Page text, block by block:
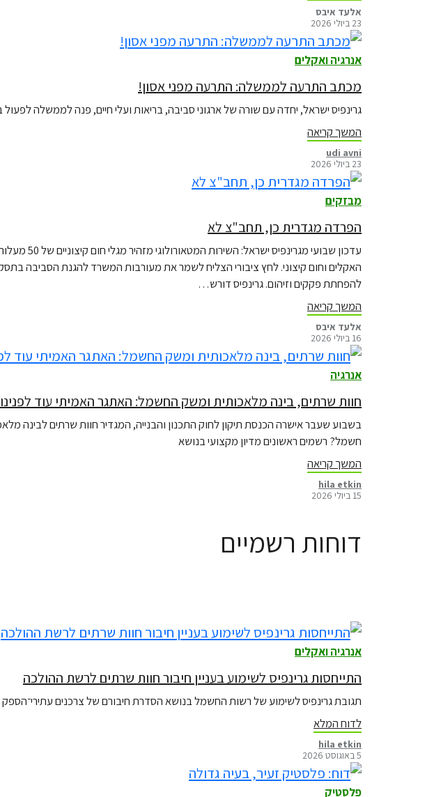
אלעד איבס
23 ביולי 2026
אנרגיה ואקלים
מכתב התרעה לממשלה: התרעה מפני אסון!
גרינפיס ישראל, יחדה עם שורה של ארגוני סביבה, בריאות ועלי חיים, פנה לממשלה
המשך קריאה
udi avni
23 ביולי 2026
מבזקים
הפרדה מגדרית כן, תחב"צ לא
עדכון
האקלים וחום קיצוני. לחץ ציבורי הצליח לשמר את מעורבות המשרד להגנת הסביבה
להפחתת פקקים וזיהום. גרינפיס דורש…
המשך קריאה
אלעד איבס
16 ביולי 2026
אנרגיה
חוות שרתים, בינה מלאכותית ומשק החשמל: האתגר האמיתי עוד לפנינו
בשבוע שעבר אישרה הכנסת תיקון לחוק התכנון והבנייה, המגדיר חוות שרתים לבינה
חשמל? רשמים ראשונים מדיון מקצועי בנושא
המשך קריאה
hila etkin
15 ביולי 2026
דוחות רשמיים
אנרגיה ואקלים
התייחסות גרינפיס לשימוע בעניין חיבור חוות שרתים לרשת ההולכה
תגובת גרינפיס לשימוע של רשות החשמל בנושא הסדרת חיבורם של צרכנים
לדוח המלא
hila etkin
5 באוגוסט 2026
פלסטיק